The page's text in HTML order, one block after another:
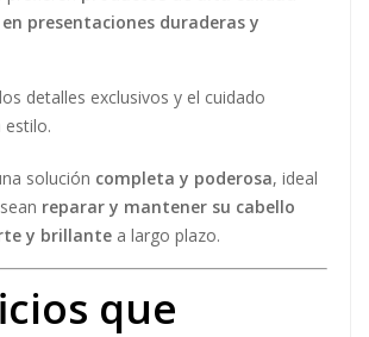
presentaciones duraderas y
detalles exclusivos y el cuidado
estilo.
solución completa y poderosa, ideal
reparar y mantener su cabello
y brillante a largo plazo.
que